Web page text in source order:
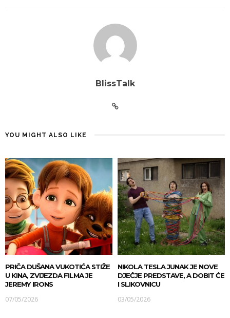
BlissTalk
YOU MIGHT ALSO LIKE
PRIČA DUŠANA VUKOTIĆA STIŽE
U KINA, ZVIJEZDA FILMA JE
JEREMY IRONS
07/05/2026
NIKOLA TESLA JUNAK JE NOVE
DJEČJE PREDSTAVE, A DOBIT ĆE
I SLIKOVNICU
03/05/2026